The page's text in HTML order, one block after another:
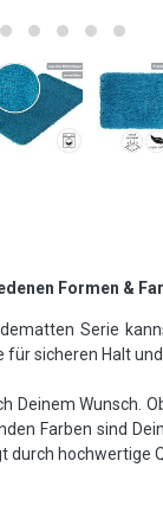
Formen &
Serie
sicheren Halt
Deinem Wunsch.
Farben sind
durch hochwertige